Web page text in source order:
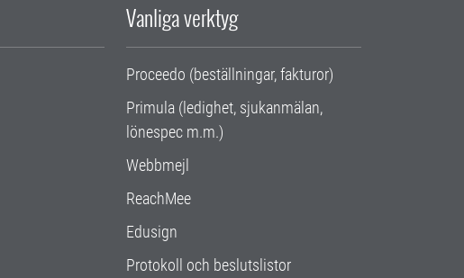
Vanliga verktyg
Proceedo (beställningar, fakturor)
Primula (ledighet, sjukanmälan,
lönespec m.m.)
Webbmejl
ReachMee
Edusign
Protokoll och beslutslistor